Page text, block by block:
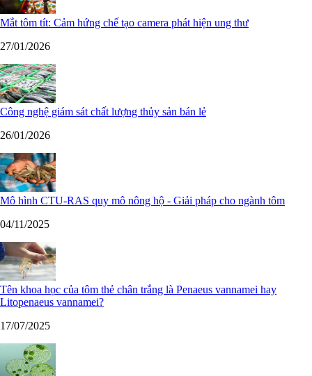
Mắt tôm tít: Cảm hứng chế tạo camera phát hiện ung thư
27/01/2026
Công nghệ giám sát chất lượng thủy sản bán lẻ
26/01/2026
Mô hình CTU-RAS quy mô nông hộ - Giải pháp cho ngành tôm
04/11/2025
Tên khoa học của tôm thẻ chân trắng là Penaeus vannamei hay
Litopenaeus vannamei?
17/07/2025